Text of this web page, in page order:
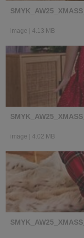
image 4.13 MB
image 4.02 MB